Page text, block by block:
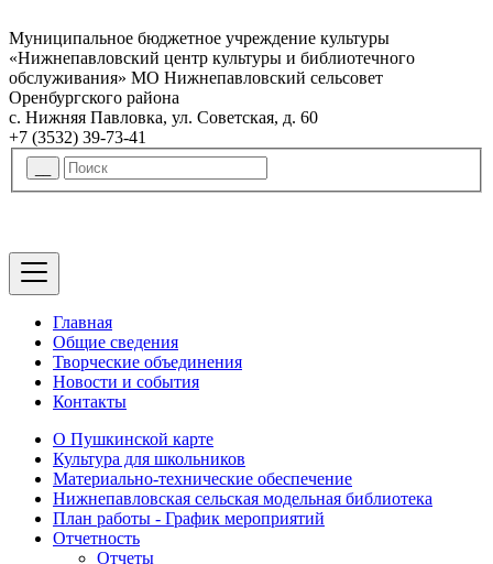
Муниципальное бюджетное учреждение культуры
«Нижнепавловский центр культуры и библиотечного
обслуживания» МО Нижнепавловский сельсовет
Оренбургского района
с. Нижняя Павловка, ул. Советская, д. 60
+7 (3532) 39-73-41
Главная
Общие сведения
Творческие объединения
Новости и события
Контакты
О Пушкинской карте
Культура для школьников
Материально-технические обеспечение
Нижнепавловская сельская модельная библиотека
План работы - График мероприятий
Отчетность
Отчеты